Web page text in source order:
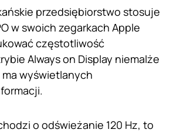
przedsiębiorstwo stosuje
w swoich zegarkach Apple
częstotliwość
Always on Display niemalże
wyświetlanych
o odświeżanie 120 Hz, to